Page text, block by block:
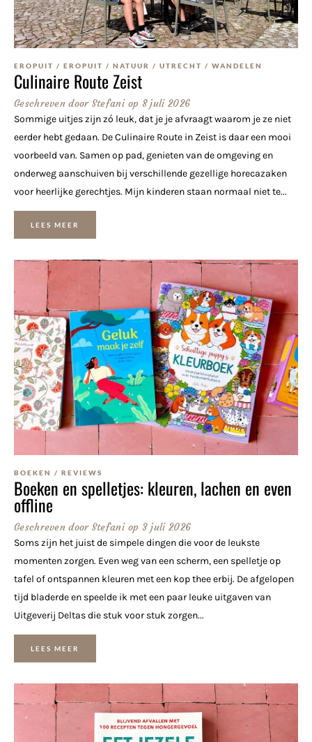
EROPUIT / EROPUIT / NATUUR / UTRECHT / WANDELEN
Culinaire Route Zeist
Geschreven doorStefani op 8 juli 2026
Sommige uitjes zijn zó leuk, dat je je afvraagt waarom je ze niet
eerder hebt gedaan. De Culinaire Route in Zeist is daar een mooi
voorbeeld van. Samen op pad, genieten van de omgeving en
onderweg aanschuiven bij verschillende gezellige horecazaken
voor heerlijke gerechtjes. Mijn kinderen staan normaal niet te...
LEES MEER
BOEKEN / REVIEWS
Boeken en spelletjes: kleuren, lachen en even
offline
Geschreven doorStefani op 3 juli 2026
Soms zijn het juist de simpele dingen die voor de leukste
momenten zorgen. Even weg van een scherm, een spelletje op
tafel of ontspannen kleuren met een kop thee erbij. De afgelopen
tijd bladerde en speelde ik met een paar leuke uitgaven van
Uitgeverij Deltas die stuk voor stuk zorgen...
LEES MEER